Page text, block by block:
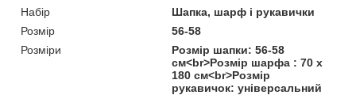
Набір
Шапка, шарф і рукавички
Розмір
56-58
Розміри
Розмір шапки: 56-58
см<br>Розмір шарфа : 70 х
180 см<br>Розмір
рукавичок: універсальний